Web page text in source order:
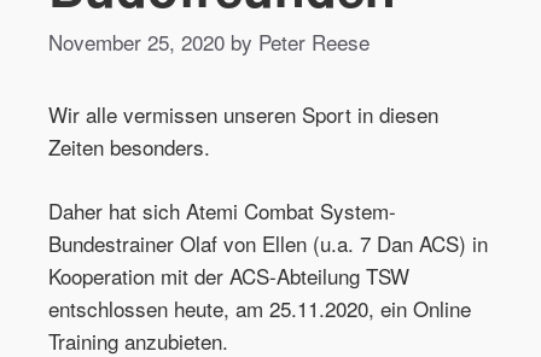
November 25, 2020 by Peter Reese
Wir alle vermissen unseren Sport in diesen
Zeiten besonders.
Daher hat sich Atemi Combat System-
Bundestrainer Olaf von Ellen (u.a. 7 Dan ACS) in
Kooperation mit der ACS-Abteilung TSW
entschlossen heute, am 25.11.2020, ein Online
Training anzubieten.